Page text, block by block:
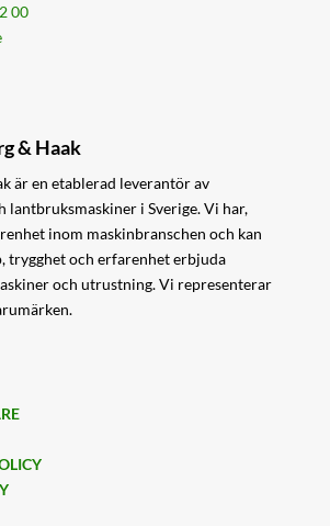
00
& Haak
är en etablerad leverantör av
lantbruksmaskiner i Sverige. Vi har,
inom maskinbranschen och kan
trygghet och erfarenhet erbjuda
och utrustning. Vi representerar